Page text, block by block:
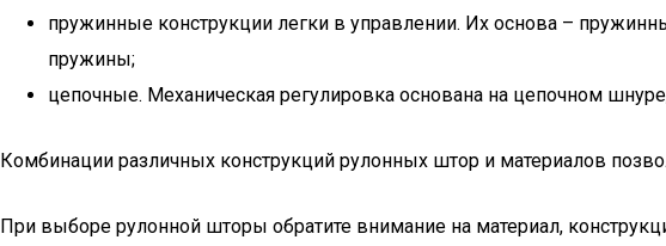
пружинные конструкции легки в управлении. Их основа –
пружины;
цепочные. Механическая регулировка основана на цепочном
Комбинации различных конструкций рулонных штор и материалов
При выборе рулонной шторы обратите внимание на материал,